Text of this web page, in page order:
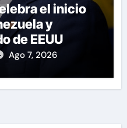
el inicio
y
de EEUU
Ago 7, 2026